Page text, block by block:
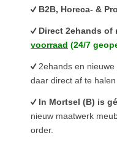
B2B, Horeca- &
Direct 2ehands of
voorraad (24/7
2ehands en nieuwe
daar direct af te
In Mortsel (B) is
nieuw maatwerk
order.